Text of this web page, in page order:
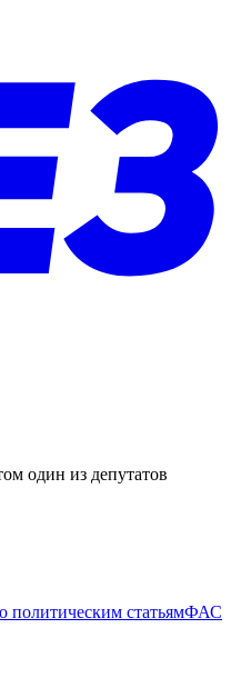
один из депутатов
политическим статьямФАС